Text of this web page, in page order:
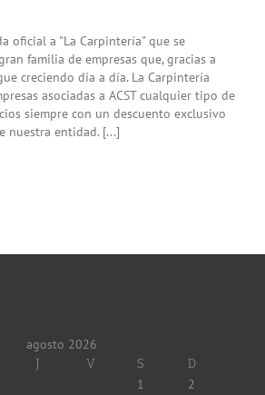
oficial a "La Carpintería" que se
familia de empresas que, gracias a
creciendo día a día. La Carpintería
asociadas a ACST cualquier tipo de
siempre con un descuento exclusivo
nuestra entidad. [...]
agosto 2026
J V S D
1
2